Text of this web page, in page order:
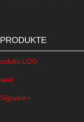
PRODUKTE
solvito.LOG
sedi
Signatur+